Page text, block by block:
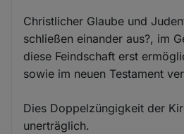
Christlicher Glaube und
schließen einander aus?, im
diese Feindschaft erst
sowie im neuen Testament
Dies Doppelzüngigkeit der
unerträglich.